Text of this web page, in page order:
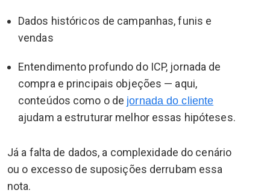
Dados históricos de campanhas, funis e
vendas
Entendimento profundo do ICP, jornada de
compra e principais objeções — aqui,
conteúdos como o de jornada do cliente
ajudam a estruturar melhor essas hipóteses.
Já a falta de dados, a complexidade do cenário
ou o excesso de suposições derrubam essa
nota.